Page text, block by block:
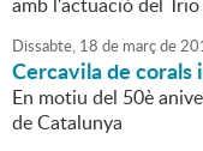
Dissabte, 18 de marçde
Cercavila de corals
En motiu del 50è
de Catalunya